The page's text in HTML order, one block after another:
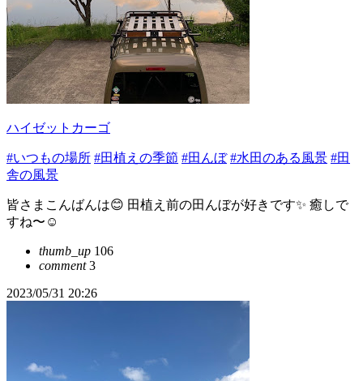
ハイゼットカーゴ
#いつもの場所 #田植えの季節 #田んぼ #水田のある風景 #田
舎の風景
皆さまこんばんは😊 田植え前の田んぼが好きです✨ 癒しで
すね〜☺️
thumb_up 106
comment3
2023/05/31 20:26